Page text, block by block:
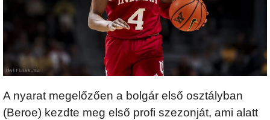
A nyarat megelőzően a bolgár első osztályban
(Beroe) kezdte meg első profi szezonját, ami alatt